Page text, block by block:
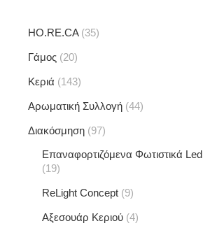
HO.RE.CA 35
Γάμος 20
Κεριά 143
Αρωματική Συλλογή 44
Διακόσμηση 97
Επαναφορτιζόμενα Φωτιστικά Led
19
ReLight Concept 9
Αξεσουάρ Κεριού 4